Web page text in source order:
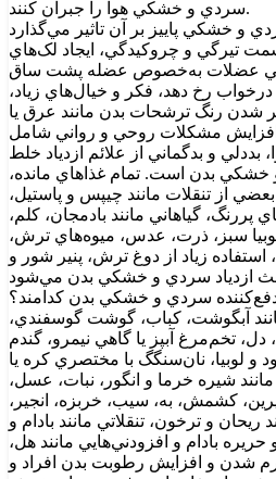
سردي و خشکي هوا را جبران کنند.
و خشکي پاييز بر آن تاثير مي‌گذارد
تيرگي و چروکيدگي، ايجاد لک‌هاي
عضلات به‌خصوص عضله پشت ساق
رخ دهد، فکر و خيال‌هاي زياد،
شدن رنگ ترشحات بدن مانند عرق يا
افزايش مشکلات روحي و رواني شامل
بددلي و بدگماني از علائم ازدياد خلط
خشکي بدن است. تمام غذاهاي مانده،
از تنقلات مانند چيپس‌ و پاستيل‌،
گياهاني مانند بادمجان، کلم،
سبز، ذرت، عدس، ميوه‌هاي ترش،
زياد از دوغ ترش، پنير شور و
سردي و خشکي بدن کدامند؟
آبگوشت، کباب، گوشت گوسفندي،
تخم‌مرغ آبپز يا گاهي نيمرو، گندم
و لوبيا، نان‌سنگگ با مختصري کره يا
شيره خرما و انگور، نبات، عسل،
کشمش، به، سيب، خربزه، انجير،
و ترخون، تنقلاتي مانند بادام و
حريره بادام و افزودني‌هايي مانند هل،
شدن و افزايش رطوبت بدن افراد و